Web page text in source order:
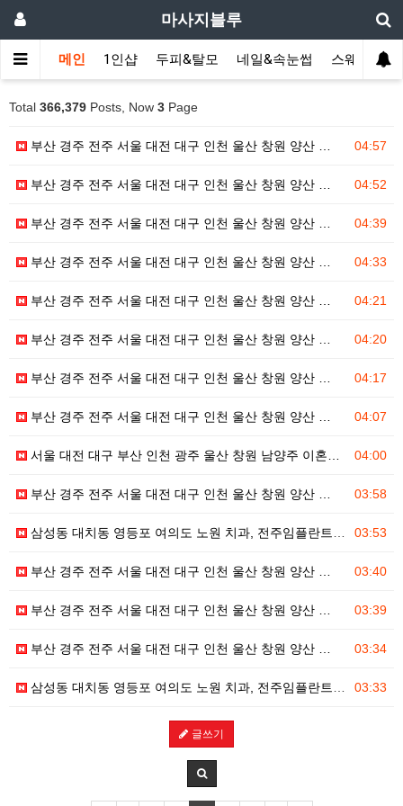
마사지블루
메인 1인샵 두피&탈모 네일&속눈썹 스웨디시(
Total 366,379 Posts, Now 3 Page
04:57
부산 경주 전주 서울 대전 대구 인천 울산 창원 양산 …
04:52
부산 경주 전주 서울 대전 대구 인천 울산 창원 양산 …
04:39
부산 경주 전주 서울 대전 대구 인천 울산 창원 양산 …
04:33
부산 경주 전주 서울 대전 대구 인천 울산 창원 양산 …
04:21
부산 경주 전주 서울 대전 대구 인천 울산 창원 양산 …
04:20
부산 경주 전주 서울 대전 대구 인천 울산 창원 양산 …
04:17
부산 경주 전주 서울 대전 대구 인천 울산 창원 양산 …
04:07
부산 경주 전주 서울 대전 대구 인천 울산 창원 양산 …
04:00
서울 대전 대구 부산 인천 광주 울산 창원 남양주 이혼…
03:58
부산 경주 전주 서울 대전 대구 인천 울산 창원 양산 …
03:53
삼성동 대치동 영등포 여의도 노원 치과, 전주임플란트 …
03:40
부산 경주 전주 서울 대전 대구 인천 울산 창원 양산 …
03:39
부산 경주 전주 서울 대전 대구 인천 울산 창원 양산 …
03:34
부산 경주 전주 서울 대전 대구 인천 울산 창원 양산 …
03:33
삼성동 대치동 영등포 여의도 노원 치과, 전주임플란트 …
글쓰기